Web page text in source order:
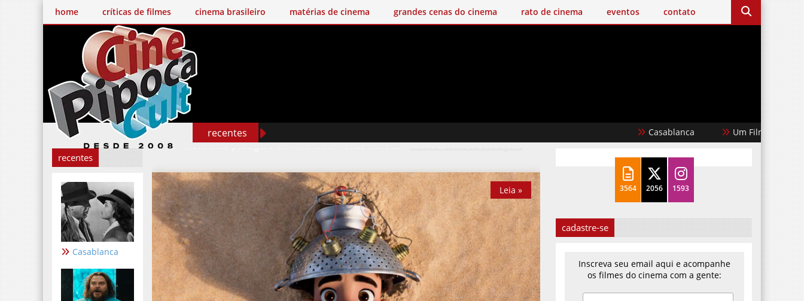
home críticas de filmes cinema brasileiro matérias de cinema grandes cenas do cinema rato de cinema eventos contato
recentes Casablanca Um Filme Minecraft
recentes
Casablanca
Mostrando postagens com marcadorYonas Kibreab. Mostrar todas as postagens
Leia » 3564 2056 1593
cadastre-se
Inscreva seu email aqui e acompanhe
os filmes do cinema com a gente: